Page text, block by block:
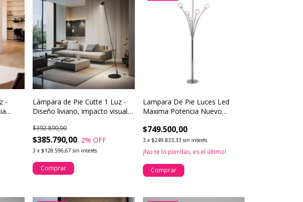
-
Lámpara de Pie Cutte 1 Luz -
Diseño liviano, impacto visual
$385.790,00
$392.890,00
2% OFF
3 x $128.596,67 sin interés
Comprar
Lampara De Pie Luces Led
Maxima Potencia Nuevo
$749.500,00
3 x $249.833,33 sin interés
¡No te lo pierdas, es el último!
Comprar